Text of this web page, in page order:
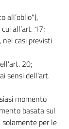
all’oblio"),
all’art. 17;
casi previsti
20;
sensi dell’art.
momento
basata sul
solamente per le